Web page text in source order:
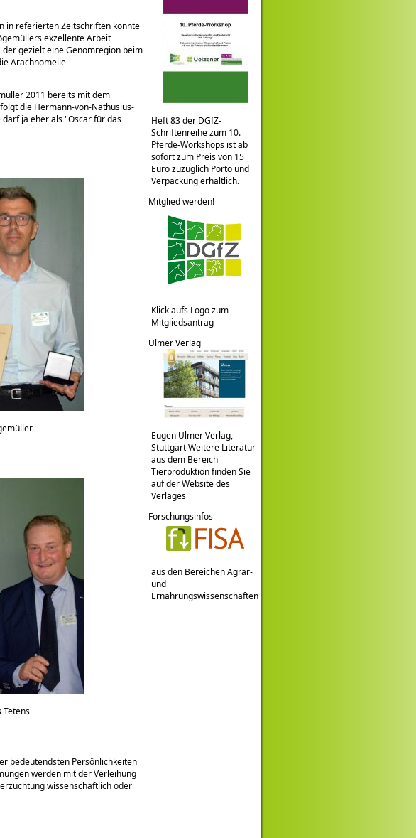
in referierten Zeitschriften konnte
exzellente Arbeit
gezielt eine Genomregion beim
Arachnomelie
2011 bereits mit dem
die Hermann-von-Nathusius-
darf ja eher als Oscar für das
Tetens
bedeutendsten Persönlichkeiten
werden mit der Verleihung
wissenschaftlich oder
Heft 83 der DGfZ-
Schriftenreihe zum 10.
Pferde-Workshops ist ab
sofort zum Preis von 15
Euro zuzüglich Porto und
Verpackung erhältlich.
Mitglied werden!
Klick aufs Logo zum
Mitgliedsantrag
Ulmer Verlag
Eugen Ulmer Verlag,
Stuttgart Weitere Literatur
aus dem Bereich
Tierproduktion finden Sie
auf der Website des
Verlages
Forschungsinfos
aus den Bereichen Agrar-
und
Ernährungswissenschaften